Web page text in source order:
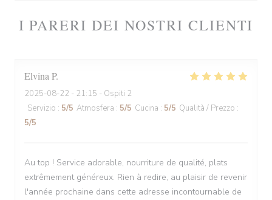
I PARERI DEI NOSTRI CLIENTI
Elvina P
2025-08-22 - 21:15 - Ospiti 2
Servizio : 5/5 Atmosfera : 5/5 Cucina : 5/5 Qualità / Prezzo :
5/5
Au top ! Service adorable, nourriture de qualité, plats
extrêmement généreux. Rien à redire, au plaisir de revenir
l'année prochaine dans cette adresse incontournable de